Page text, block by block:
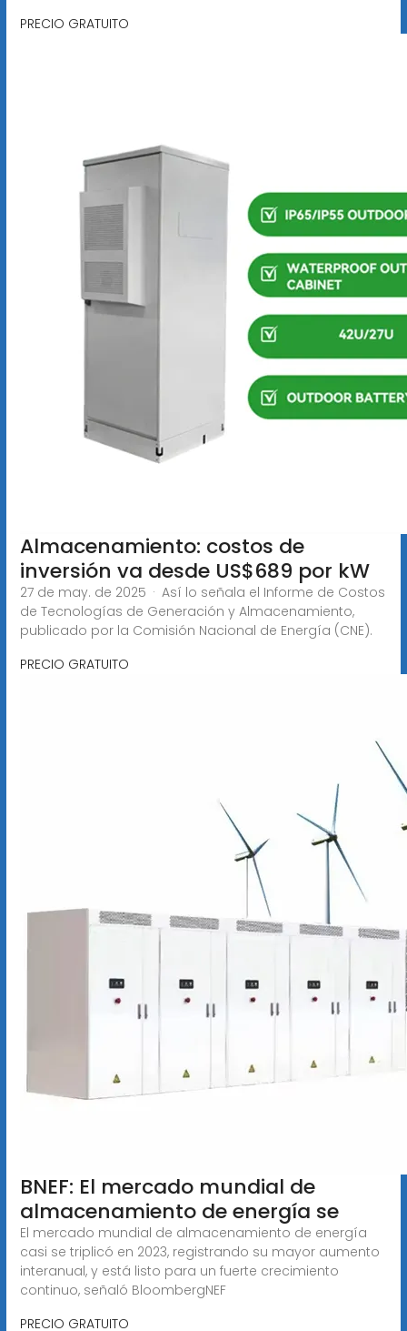
PRECIO GRATUITO
Almacenamiento: costos de
inversión va desde US$689 por kW
27 de may. de 2025 · Así lo señala el Informe de Costos
de Tecnologías de Generación y Almacenamiento,
publicado por la Comisión Nacional de Energía (CNE).
PRECIO GRATUITO
BNEF: El mercado mundial de
almacenamiento de energía se
El mercado mundial de almacenamiento de energía
casi se triplicó en 2023, registrando su mayor aumento
interanual, y está listo para un fuerte crecimiento
continuo, señaló BloombergNEF
PRECIO GRATUITO